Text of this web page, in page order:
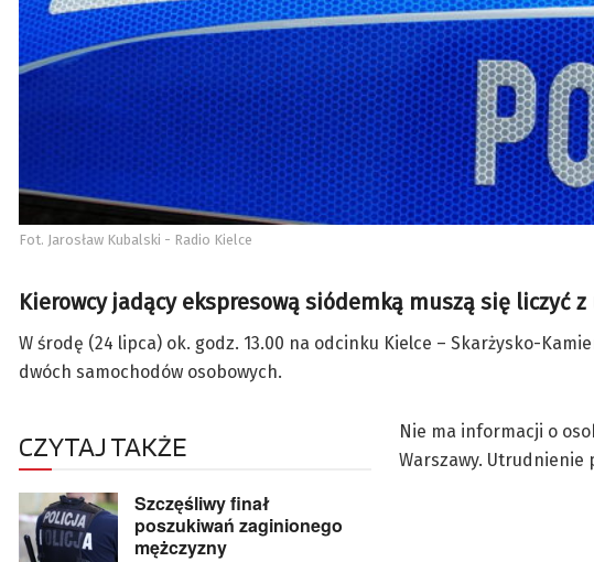
Fot. Jarosław Kubalski - Radio Kielce
Kierowcy jadący ekspresową siódemką muszą się liczyć
W środę (24 lipca) ok. godz. 13.00 na odcinku Kielce – Skarżysko-
dwóch samochodów osobowych.
CZYTAJ TAKŻE
Szczęśliwy finał
poszukiwań zaginionego
mężczyzny
Nie ma informacji o
Warszawy. Utrudnienie